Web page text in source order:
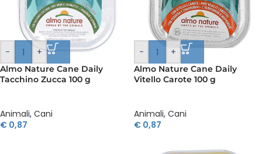
- +
Almo Nature Cane Daily
Tacchino Zucca 100 g
Animali, Cani
€ 0,87
- +
Almo Nature Cane Daily
Vitello Carote 100 g
Animali, Cani
€ 0,87